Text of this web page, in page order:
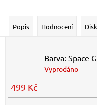
Popis Hodnocení
Barva: Space
Vyprodáno
499 Kč